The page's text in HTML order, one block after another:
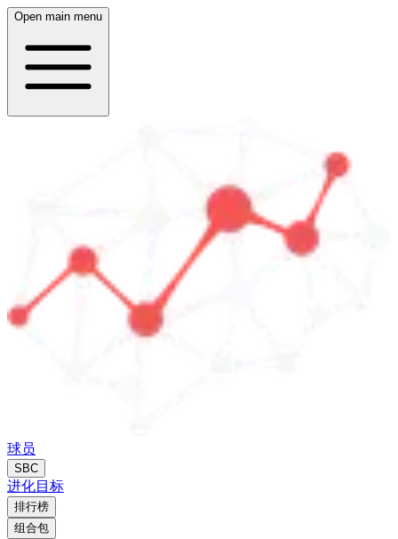
Open main menu
球员
SBC
进化目标
排行榜
组合包